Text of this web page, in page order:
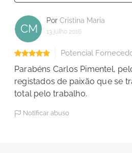
CM
Por Cristina Maria
13 julho 2016
Potencial
Parabéns Carlos Pimentel,
registados de paixão que se
total pelo trabalho.
Notificar abuso